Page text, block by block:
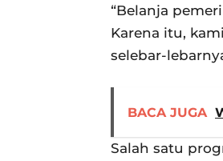
“Belanja
Karena itu,
selebar-
BACA JUGA
Salah satu